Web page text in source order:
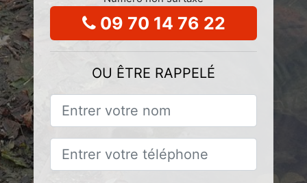
09 70 14 76 22
OU ÊTRE RAPPELÉ